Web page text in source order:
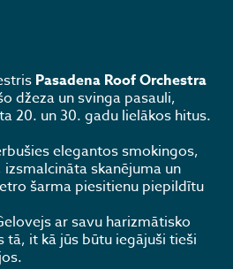
Pasadena Roof Orchestra
džeza un svinga pasauli,
20. un 30. gadu lielākos hitus.
elegantos smokingos,
skanējuma un
šarma piesitienu piepildītu
ar savu harizmātisko
tā, it kā jūs būtu iegājuši tieši